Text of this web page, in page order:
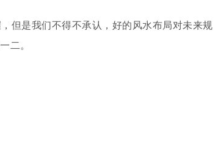
但是我们不得不承认，好的风水布局对未来规
二。